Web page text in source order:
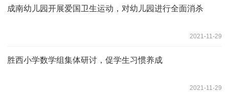
成南幼儿园开展爱国卫生运动，对幼儿园进行全面消杀
2021-11-29
胜西小学数学组集体研讨，促学生习惯养成
2021-11-29